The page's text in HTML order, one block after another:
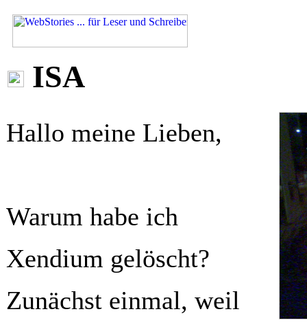
ISA
Hallo meine Lieben,
Warum habe ich
Xendium gelöscht?
Zunächst einmal, weil